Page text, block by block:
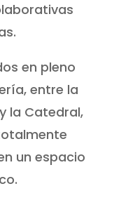
en pleno
entre la
la Catedral,
un espacio